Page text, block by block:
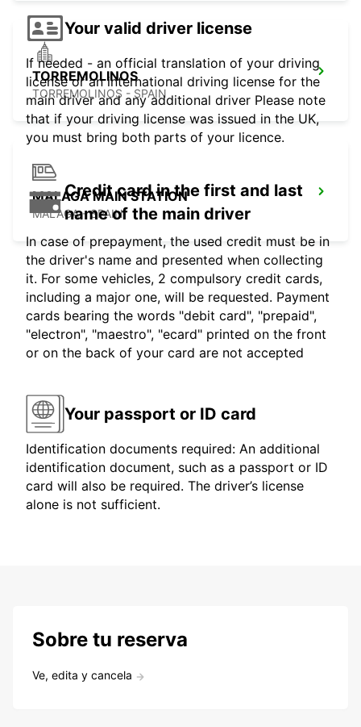
TORREMOLINOS
TORREMOLINOS - SPAIN
MALAGA MAIN STATION
MALAGA - SPAIN
Your valid driver license
If needed - an official translation of your driving
license or an international driving license for the
main driver and any additional driver Please note
that if your driving license was issued in the UK,
you must bring both parts of your licence.
Credit card in the first and last
name of the main driver
In case of prepayment, the used credit must be in
the driver's name and presented when collecting
it. For some vehicles, 2 compulsory credit cards,
including a major one, will be requested. Payment
cards bearing the words "debit card", "prepaid",
"electron", "maestro", "ecard" printed on the front
or on the back of your card are not accepted
Your passport or ID card
Identification documents required: An additional
identification document, such as a passport or ID
card will also be required. The driver’s license
alone is not sufficient.
Sobre tu reserva
Ve, edita y cancela